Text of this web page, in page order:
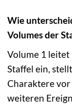
Wie
Volumes der
Volume 1 leitet
Staffel ein,
Charaktere
weiteren